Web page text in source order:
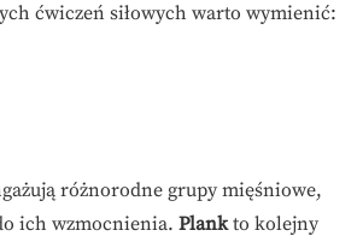
ćwiczeń siłowych warto wymienić:
różnorodne grupy mięśniowe,
ich wzmocnienia. Plankto kolejny